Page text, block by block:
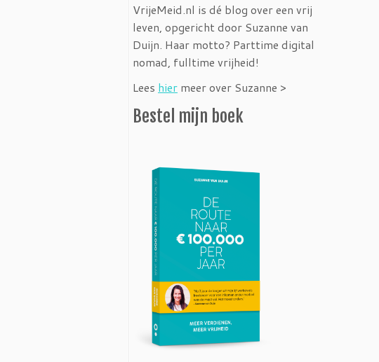
VrijeMeid.nl is dé blog over een vrij
leven, opgericht door Suzanne van
Duijn. Haar motto? Parttime digital
nomad, fulltime vrijheid!
Lees hier meer over Suzanne >
Bestel mijn boek